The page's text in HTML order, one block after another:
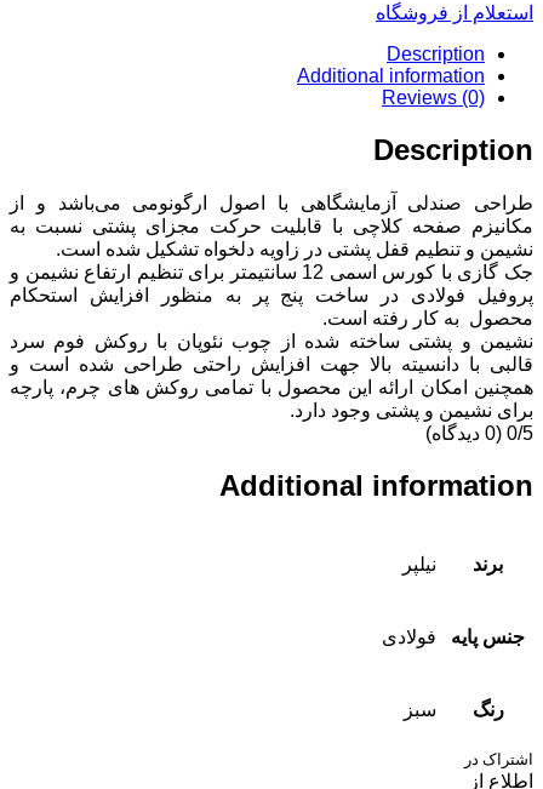
فروشگاه
Additional
Reviews
آزمایشگاهی با اصول ارگونومی می‌باشد و از
صفحه کلاچی با قابلیت حرکت مجزای پشتی نسبت به
تنطیم قفل پشتی در زاویه دلخواه تشکیل شده است.
جک گازی با کورس اسمی 12 سانتیمتر برای تنظیم ارتفاع نشیمن و
فولادی در ساخت پنج پر به منظور افزایش استحکام
کار رفته است.
پشتی ساخته شده از چوب نئوپان با روکش فوم سرد
دانسیته بالا جهت افزایش راحتی طراحی شده است و
ارائه این محصول با تمامی روکش های چرم، پارچه
و پشتی وجود دارد.
Additional
نیلپر
فولادی
سبز